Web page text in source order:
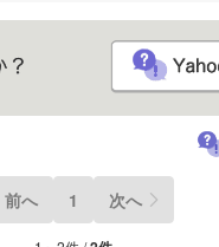
前へ 1 次へ